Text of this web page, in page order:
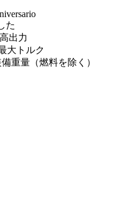
た
出力
大トルク
重量（燃料を除く）